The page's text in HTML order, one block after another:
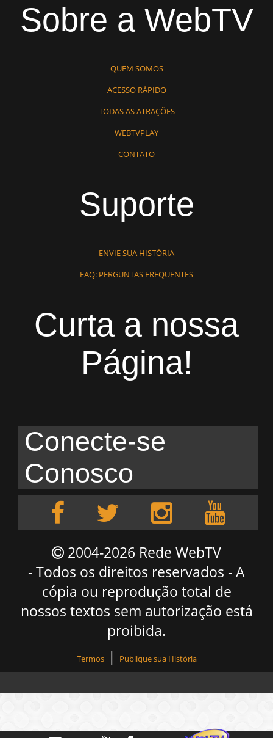
Sobre a WebTV
QUEM SOMOS
ACESSO RÁPIDO
TODAS AS ATRAÇÕES
WEBTVPLAY
CONTATO
Suporte
ENVIE SUA HISTÓRIA
FAQ: PERGUNTAS FREQUENTES
Curta a nossa
Página!
Conecte-se
Conosco
2004-2026 Rede WebTV
- Todos os direitos reservados - A
cópia ou reprodução total de
nossos textos sem autorização está
proibida.
Termos| Publique sua História